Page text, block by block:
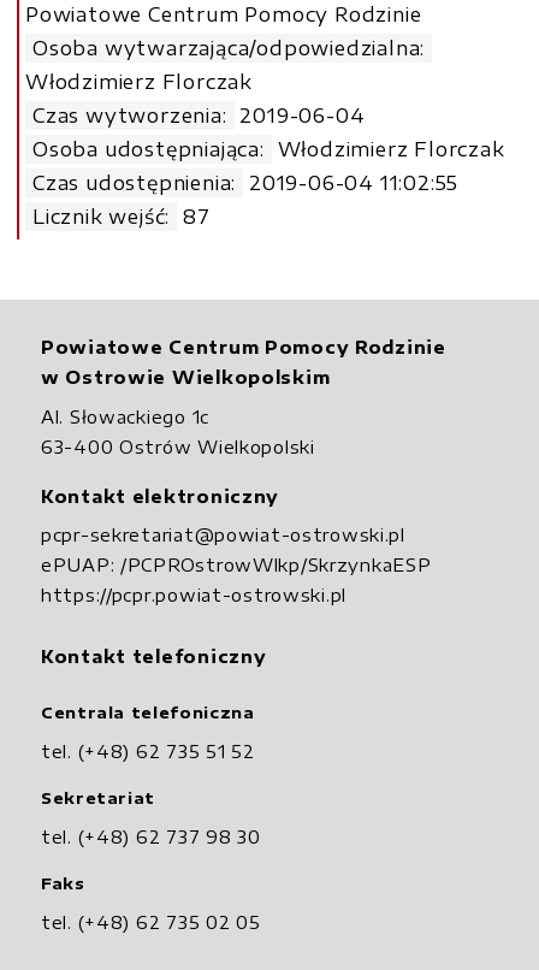
Powiatowe Centrum Pomocy Rodzinie
Osoba wytwarzająca/odpowiedzialna:
Włodzimierz Florczak
Czas wytworzenia:
2019-06-04
Osoba udostępniająca:
Włodzimierz Florczak
Czas udostępnienia:
2019-06-04 11:02:55
Licznik wejść:
87
Powiatowe Centrum Pomocy Rodzinie
w Ostrowie Wielkopolskim
Al. Słowackiego 1c
63-400 Ostrów Wielkopolski
Kontakt elektroniczny
pcpr-sekretariat@powiat-ostrowski.pl
ePUAP: /PCPROstrowWlkp/SkrzynkaESP
https://pcpr.powiat-ostrowski.pl
Kontakt telefoniczny
Centrala telefoniczna
tel. (+48) 62 735 51 52
Sekretariat
tel. (+48) 62 737 98 30
Faks
tel. (+48) 62 735 02 05